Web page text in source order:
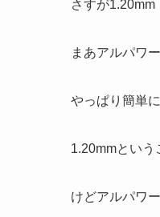
さすが1.20mm
まあアルパワ
やっぱり簡単
1.20mmという
けどアルパワ